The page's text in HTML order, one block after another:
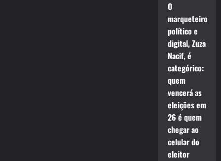
O
marqueteiro
político e
digital, Zuza
Nacif, é
categórico:
quem
vencerá as
eleições em
26 é quem
chegar ao
celular do
eleitor